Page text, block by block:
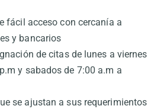
fácil acceso con cercanía a
y bancarios
de citas de lunes a viernes
y sabados de 7:00 a.m a
se ajustan a sus requerimientos